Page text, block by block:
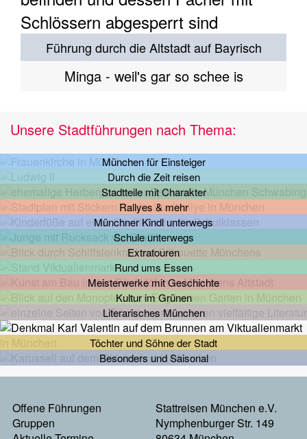
Führung durch die Altstadt auf Bayrisch
Minga - weil's gar so schee is
Unsere Stadtführungen nach Thema:
München für Einsteiger
Durch die Zeit reisen
Stadtteile mit Charakter
Rallyes & mehr
Münchner Kindl unterwegs
Schule unterwegs
Extratouren
Rund ums Essen
Meisterwerke mit Geschichte
Kultur im Grünen
Literarisches München
Töchter und Söhne der Stadt
Besonders und Saisonal
Footermenu
Offene Führungen
Gruppen
Stattreisen München e.V.
Nymphenburger Str. 149